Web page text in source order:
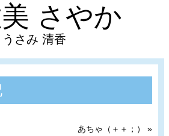
さやか
うさみ 清香
あちゃ（＋＋；）
»